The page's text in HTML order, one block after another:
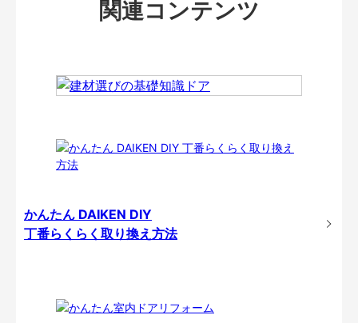
関連コンテンツ
かんたん DAIKEN DIY
丁番らくらく取り換え方法